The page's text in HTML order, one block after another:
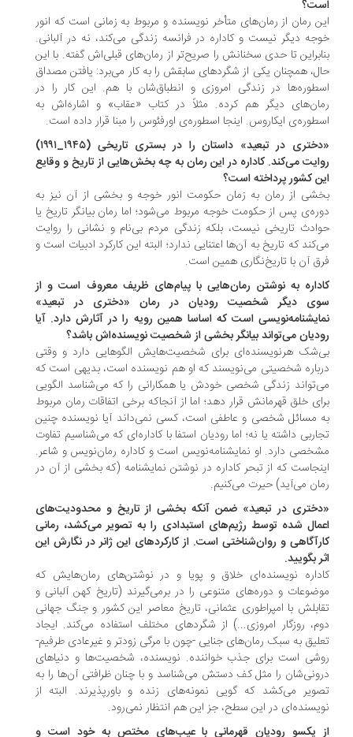
رمان از رمان‌های متأخر نویسنده و مربوط به زمانی است که انور
دیگر نیست و کاداره در فرانسه زندگی می‌کند، نه در آلبانی.
تا حدی سخنانش را صریح‌تر از رمان‌های قبلی‌اش گفته. با این
همچنان یکی از شگردهای سابقش را به کار می‌برد: یافتن مصداق‌
در زندگی امروزی و انطباق‌شان با هم. این کار را در
دیگر هم کرده. مثلاً در کتاب «عقاب» و اشاره‌اش به
ایکاروس. اینجا اسطوره‌ی اورفئوس را مبنا قرار داده است.
«دختری در تبعید» داستان را در بستری تاریخی (۱۹۴۵_۱۹۹۱)
می‌کند. کاداره در این رمان به چه بخش‌هایی از تاریخ و وقایع
کشور پرداخته است؟
از رمان به زمان حکومت انور خوجه و بخشی از آن نیز به
پس از حکومت خوجه مربوط می‌شود؛ اما رمان بیانگر تاریخ یا
تاریخی نیست، بلکه زندگی مردم بی‌نام و نشانی را روایت
که تاریخ به آن‌ها اعتنایی ندارد؛ البته این کارکرد ادبیات است و
آن با تاریخ‌نگاری همین است.
به نوشتن رمان‌هایی با پیام‌های ظریف معروف است و از
دیگر شخصیت رودیان در رمان «دختری در تبعید»
است که اساسا همین رویه را در آثارش دارد. آیا
می‌تواند بیانگر بخشی از شخصیت نویسنده‌اش باشد؟
هرنویسنده‌ای برای شخصیت‌هایش الگوهایی دارد و وقتی
شخصیتی می‌نویسند که او هم نویسنده است، بدیهی است که
زندگی شخصی خودش یا همکارانی را که می‌شناسد الگویی
خلق قهرمانش قرار دهد؛ اما از آنجاکه برخی اتفاقات رمان مربوط
مسائل شخصی و عاطفی است، کسی نمی‌داند آیا نویسنده چنین
داشته یا نه؛ اما رودیان استفا با کاداره‌ای که می‌شناسیم تفاوت
دارد. او نمایشنامه‌نویس است و کاداره رمان‌نویس و شاعر.
که از تبحر کاداره در نوشتن نمایشنامه (که بخشی از آن در
می‌آید) حیرت می‌کنیم.
در تبعید» ضمن آنکه بخشی از تاریخ و محدودیت‌های
شده توسط رژیم‌های استبدادی را به تصویر می‌کشد، رمانی
و روان‌شناختی‌ است. از کارکردهای این ژانر در نگارش این
بگویید.
نویسنده‌ای خلاق و پویا و در نوشتن‌های رمان‌هایش که
و دوره‌های متنوعی را در برمی‌گیرند (تاریخ کهن آلبانی و
با امپراطوری عثمانی، تاریخ معاصر این کشور و جنگ جهانی
روزگار امروزی...) از شگردهای مختلف استفاده می‌کند. ایجاد
به‌ سبک رمان‌های جنایی -چون با مرگی زودتر و غیرعادی طرفیم-
است برای جذب خواننده. نویسنده، شخصیت‌ها و دنیاهای
را مثل کف دستش می‌شناسد و با چنان ظرافتی آن‌ها را به
می‌کشد که گویی نمونه‌های زنده و باورپذیرند. البته از
در این سطح، جز این هم انتظار نمی‌رود.
یکسو رودیان قهرمانی با عیب‌های مختص به خود است و